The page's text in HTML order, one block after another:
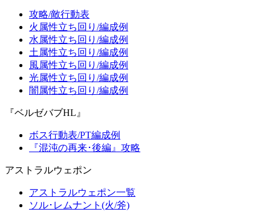
攻略/敵行動表
火属性立ち回り/編成例
水属性立ち回り/編成例
土属性立ち回り/編成例
風属性立ち回り/編成例
光属性立ち回り/編成例
闇属性立ち回り/編成例
『ベルゼバブHL』
ボス行動表/PT編成例
『混沌の再来･後編』攻略
アストラルウェポン
アストラルウェポン一覧
ソル･レムナント(火/斧)